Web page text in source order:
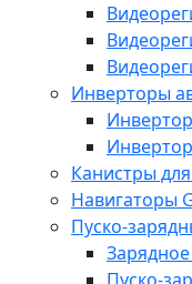
Инверторы
Канистры
Навигаторы
Пуско-